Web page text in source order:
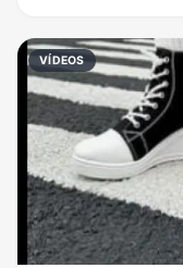
VÍDEOS